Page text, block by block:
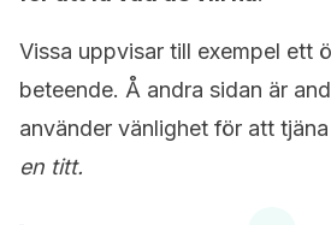
Vissa uppvisar till exempel ett
beteende. Å andra sidan är
använder vänlighet för att
en titt.